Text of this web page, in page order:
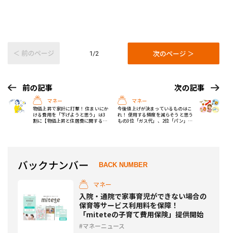
＜ 前のページ 1/2 次のページ ＞
前の記事
マネー
物価上昇で家計に打撃！ 住まいにか
ける費用を「下げようと思う」は3
割に【物価上昇と住居費に関する調
次の記事
マネー
今後値上げが決まっているものはこ
れ！ 使用する頻度を減らそうと思う
もの3位「ガス代」、2位「パン」、
バックナンバー BACK NUMBER
マネー
入院・通院で家事育児ができない場合の
保育等サービス利用料を保障！
「miteteの子育て費用保険」提供開始
マネーニュース